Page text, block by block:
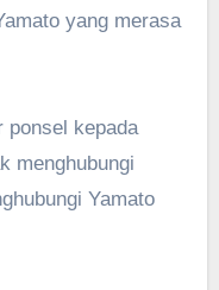
yang merasa
ponsel kepada
menghubungi
Yamato